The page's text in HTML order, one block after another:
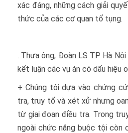
xác đáng, những cách giải
thức của các cơ quan tố tụng.
. Thưa ông, Đoàn LS TP Hà
kết luận các vụ án có dấu hiệu
+ Chúng tôi dựa vào chứng
tra, truy tố và xét xử nhưng
từ giai đoạn điều tra. Trong
ngoài chức năng buộc tội còn